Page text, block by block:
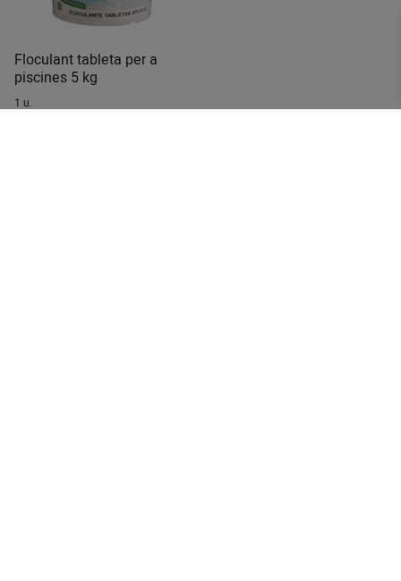
Floculant tableta per a
piscines 5 kg
1 u.